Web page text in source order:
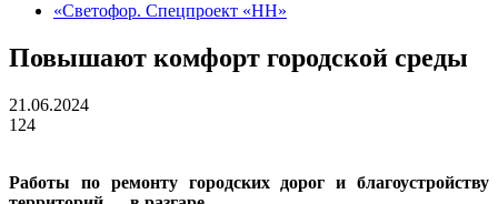
«Светофор. Спецпроект «НН»
Повышают комфорт городской среды
21.06.2024
124
Работы по ремонту городских дорог и благоустройству